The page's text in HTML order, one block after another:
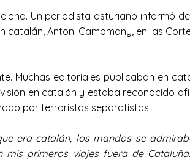
Un periodista asturiano informó
Antoni Campmany, en las
Muchas editoriales publicaban en
en catalán y estaba reconocido
por terroristas separatistas.
era catalán, los mandos se
primeros viajes fuera de Cataluña: